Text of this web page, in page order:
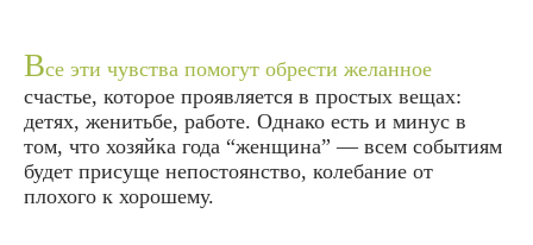
Все эти чувства помогут обрести желанное
счастье, которое проявляется в простых вещах:
детях, женитьбе, работе. Однако есть и минус в
том, что хозяйка года “женщина” — всем событиям
будет присуще непостоянство, колебание от
плохого к хорошему.